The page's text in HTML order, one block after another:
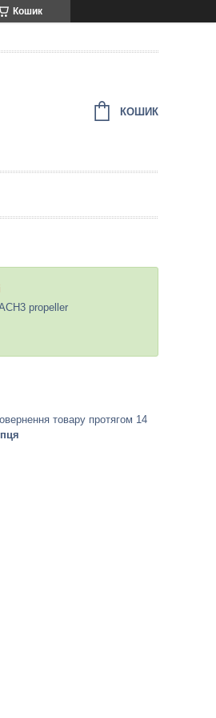
Кошик
КОШИК
propeller
товару протягом 14